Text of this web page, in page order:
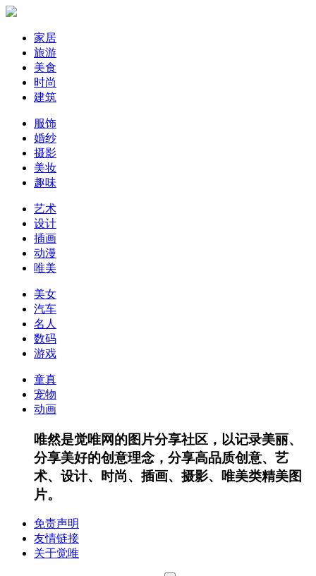
家居
旅游
美食
时尚
建筑
服饰
婚纱
摄影
美妆
趣味
艺术
设计
插画
动漫
唯美
美女
汽车
名人
数码
游戏
童真
宠物
动画
唯然是觉唯网的图片分享社区，以记录美丽、
分享美好的创意理念，分享高品质创意、艺
术、设计、时尚、插画、摄影、唯美类精美图
片。
免责声明
友情链接
关于觉唯